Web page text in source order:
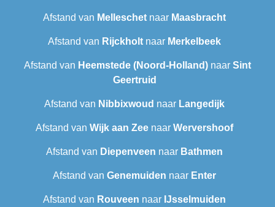
Afstand van Melleschet naar Maasbracht
Afstand van Rijckholt naar Merkelbeek
Afstand van Heemstede (Noord-Holland) naar Sint
Geertruid
Afstand van Nibbixwoud naar Langedijk
Afstand van Wijk aan Zee naar Wervershoof
Afstand van Diepenveen naar Bathmen
Afstand van Genemuiden naar Enter
Afstand van Rouveen naar IJsselmuiden